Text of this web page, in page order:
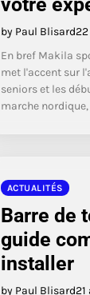
by Paul Blisard
En bref Makila
met l'accent sur
seniors et les
marche
ACTUALITÉS
Barre de
guide
installer
by Paul Blisard